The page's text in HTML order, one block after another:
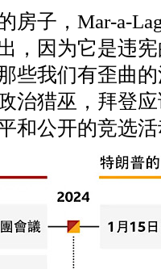
房子，Mar-a-
，因为它是违
些我们有歪曲
治猎巫，拜登
和公开的竞选